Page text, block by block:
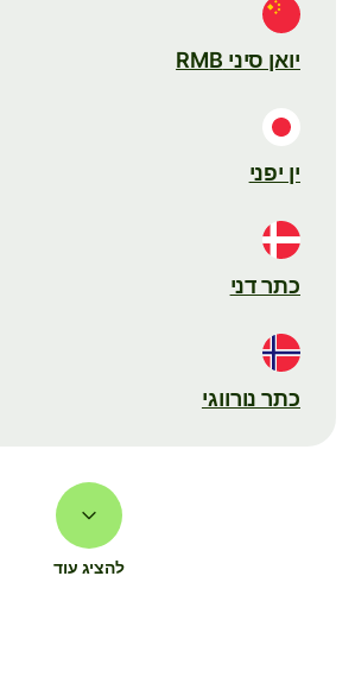
יואן סיני RMB
ין יפני
כתר דני
כתר נורווגי
להציג עוד